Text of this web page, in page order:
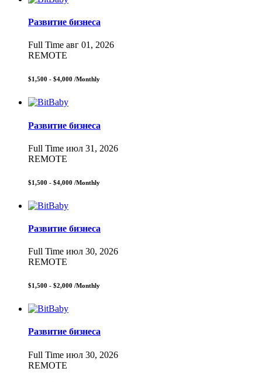
Развитие бизнеса
Full Time авг 01, 2026
REMOTE
$1,500 - $4,000 /Monthly
Развитие бизнеса
Full Time июл 31, 2026
REMOTE
$1,500 - $4,000 /Monthly
Развитие бизнеса
Full Time июл 30, 2026
REMOTE
$1,500 - $2,000 /Monthly
Развитие бизнеса
Full Time июл 30, 2026
REMOTE